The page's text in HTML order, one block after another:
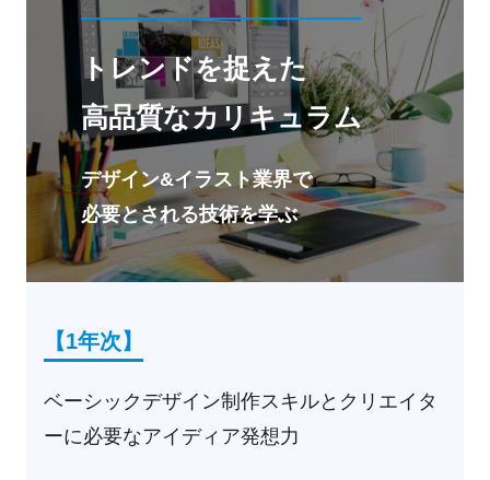
トレンドを捉えた
高品質なカリキュラム
デザイン&イラスト業界で
必要とされる技術を学ぶ
【1年次】
ベーシックデザイン制作スキルとクリエイタ
ーに必要なアイディア発想力